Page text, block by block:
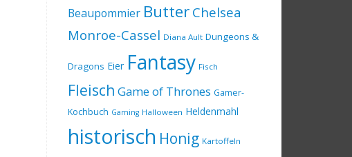
Beaupommier ButterChelsea
Monroe-Cassel Diana Ault Dungeons &
Dragons Eier Fantasy Fisch
Fleisch Game of Thrones Gamer-
Kochbuch Gaming Halloween Heldenmahl
historisch Honig Kartoffeln